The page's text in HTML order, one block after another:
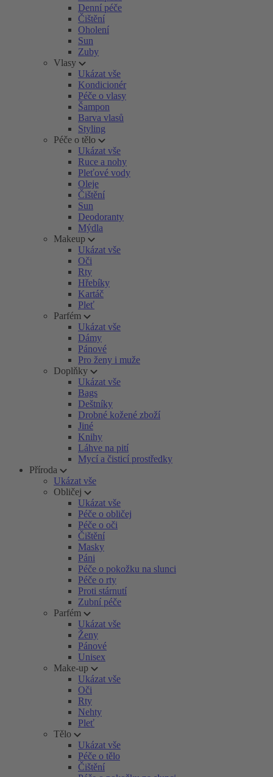
Denní péče
Čištění
Oholení
Sun
Zuby
Vlasy
Ukázat vše
Kondicionér
Péče o vlasy
Šampon
Barva vlasů
Styling
Péče o tělo
Ukázat vše
Ruce a nohy
Pleťové vody
Oleje
Čištění
Sun
Deodoranty
Mýdla
Makeup
Ukázat vše
Oči
Rty
Hřebíky
Kartáč
Pleť
Parfém
Ukázat vše
Dámy
Pánové
Pro ženy i muže
Doplňky
Ukázat vše
Bags
Deštníky
Drobné kožené zboží
Jiné
Knihy
Láhve na pití
Mycí a čisticí prostředky
Příroda
Ukázat vše
Obličej
Ukázat vše
Péče o obličej
Péče o oči
Čištění
Masky
Páni
Péče o pokožku na slunci
Péče o rty
Proti stárnutí
Zubní péče
Parfém
Ukázat vše
Ženy
Pánové
Unisex
Make-up
Ukázat vše
Oči
Rty
Nehty
Pleť
Tělo
Ukázat vše
Péče o tělo
Čištění